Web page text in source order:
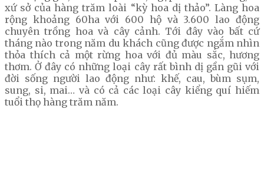
xứ sở của hàng trăm loài “kỳ hoa dị thảo”. Làng hoa
rộng khoảng 60ha với 600 hộ và 3.600 lao động
chuyên trồng hoa và cây cảnh. Tới đây vào bất cứ
tháng nào trong năm du khách cũng được ngắm nhìn
thỏa thích cả một rừng hoa với đủ màu sắc, hương
thơm. Ở đây có những loại cây rất bình dị gần gũi với
đời sống người lao động như: khế, cau, bùm sụm,
sung, si, mai… và có cả các loại cây kiểng quí hiếm
tuổi thọ hàng trăm năm.